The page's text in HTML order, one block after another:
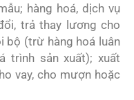
hàng hoá, dịch vụ
trả thay lương cho
bộ (trừ hàng hoá luân
trình sản xuất); xuất
vay, cho mượn hoặc